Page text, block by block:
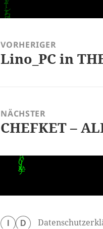
VORHERIGER
Vorheriger
Lino_PC in
NÄCHSTER
Nächster
CHEFKET –
D